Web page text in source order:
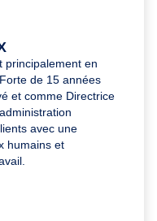
principalement en
de 15 années
et comme Directrice
avec une
humains et